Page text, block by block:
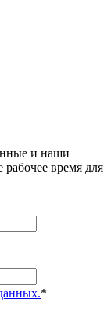
и наши
время для
*